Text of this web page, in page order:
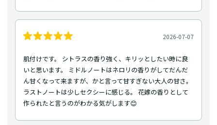
2026-07-07
肌付けです。 シトラスの香り強く、キリッとしたい時に良
いと思います。 ミドルノートはネロリの香りがしてだんだ
ん甘くなって来ますが、かと言って甘すぎない大人の甘さ。
ラストノートは少しセクシーに感じる。 花嫁の香りとして
作られたと言うのがわかる気がします😊